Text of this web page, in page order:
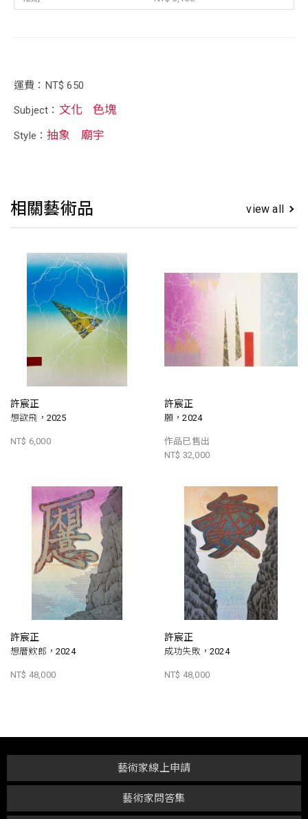
運費：NT$ 650
Subject： 文化 色塊
Style：抽象 廟宇
相關藝術品 view all
許宸正
想欲飛，2025
NT$ 6,000
許宸正
願，2024
作品已售出
NT$ 32,000
許宸正
想厝欸郎，2024
NT$ 48,000
許宸正
成功失敗，2024
NT$ 48,000
藝術家問答集
藝術家線上申請